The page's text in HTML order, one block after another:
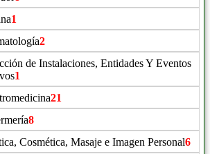
1
2
de Instalaciones, Entidades Y Eventos
1
21
8
Cosmética, Masaje e Imagen Personal6